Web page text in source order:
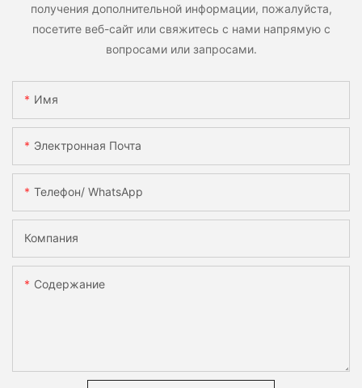
получения дополнительной информации, пожалуйста,
посетите веб-сайт или свяжитесь с нами напрямую с
вопросами или запросами.
Имя
Электронная Почта
Телефон/ WhatsApp
Компания
Содержание